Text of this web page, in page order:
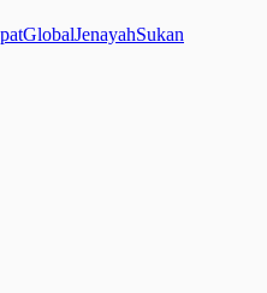
GlobalJenayahSukan